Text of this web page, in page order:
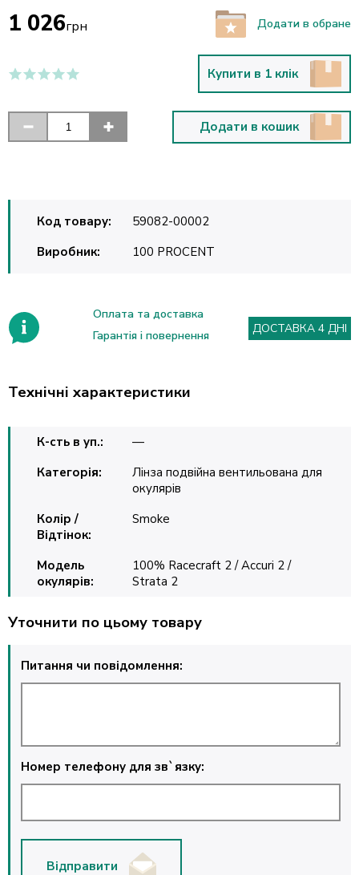
1 026грн Додати в обране
Купити в 1 клік
Додати в кошик
Код товару:
59082-00002
Виробник:
100 PROCENT
Оплата та доставка
Гарантія і повернення
ДОСТАВКА 4 ДНІ
Технічні характеристики
К-сть в уп.:
—
Категорія:
Лінза подвійна вентильована для
окулярів
Колір /
Відтінок:
Smoke
Модель
окулярів:
100% Racecraft 2 / Accuri 2 /
Strata 2
Уточнити по цьому товару
Питання чи повідомлення:
Номер телефону для зв`язку:
Відправити